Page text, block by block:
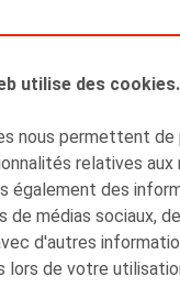
utilise des cookies.
nous permettent
relatives aux
également des
de médias sociaux,
d'autres
de votre